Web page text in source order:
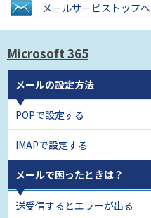
メールサービス トップへ
Microsoft 365
メールの設定方法
POPで設定する
IMAPで設定する
メールで困ったときは？
送受信するとエラーが出る